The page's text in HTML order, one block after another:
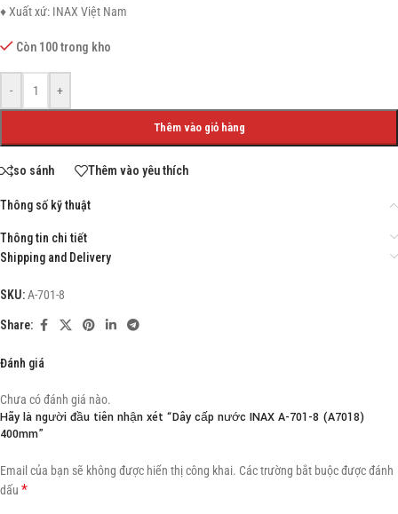
♦ Xuất xứ: INAX Việt Nam
Còn 100 trong kho
- +
Thêm vào giỏ hàng
so sánh Thêm vào yêu thích
Thông số kỹ thuật
Thông tin chi tiết
Shipping and Delivery
SKU:A-701-8
Share:
Đánh giá
Chưa có đánh giá nào.
Hãy là người đầu tiên nhận xét “Dây cấp nước INAX A-701-8 (A7018)
400mm”
Email của bạn sẽ không được hiển thị công khai. Các trường bắt buộc được đánh
dấu *